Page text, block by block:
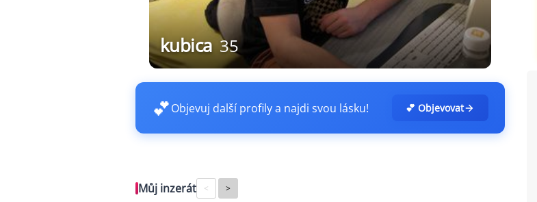
kubica 35
💕Objevuj další profily a najdi svou lásku! 💕 Objevovat
Můj inzerát < >